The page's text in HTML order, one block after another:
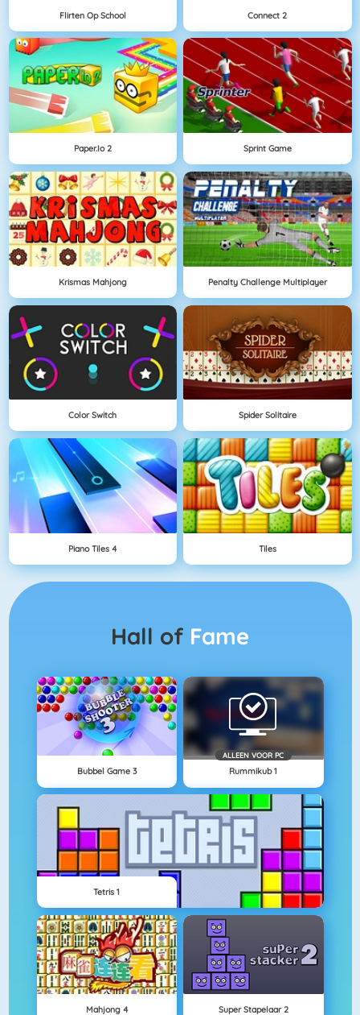
Flirten Op School Connect 2
Paper.io 2 Sprint Game
Krismas Mahjong Penalty Challenge Multiplayer
Color Switch Spider Solitaire
Piano Tiles 4 Tiles
Hall of Fame
Bubbel Game 3
ALLEEN VOOR PC
Rummikub 1
Tetris 1
Mahjong 4 Super Stapelaar 2